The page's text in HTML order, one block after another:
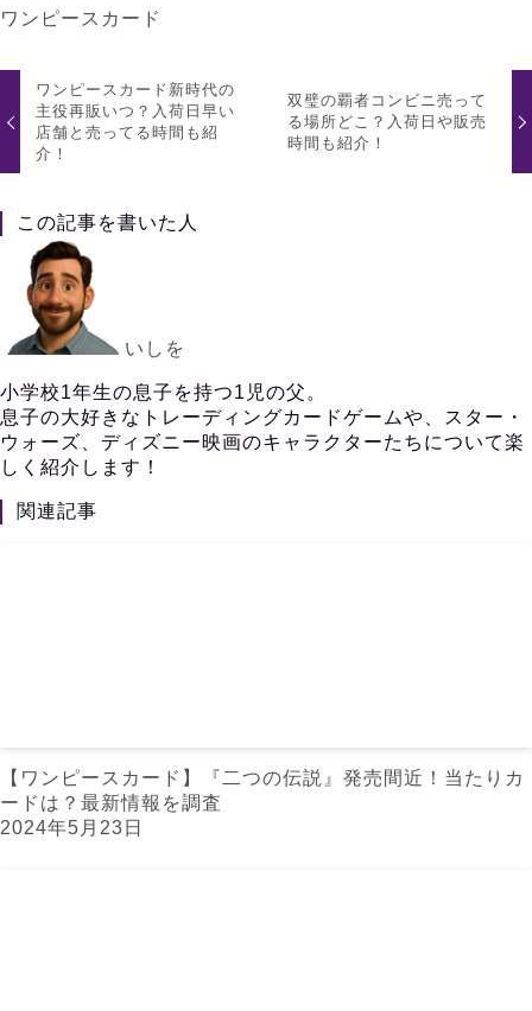
ワンピースカード
ワンピースカード新時代の
主役再販いつ？入荷日早い
店舗と売ってる時間も紹
介！
双璧の覇者コンビニ売って
る場所どこ？入荷日や販売
時間も紹介！
この記事を書いた人
いしを
小学校1年生の息子を持つ1児の父。
息子の大好きなトレーディングカードゲームや、スター・
ウォーズ、ディズニー映画のキャラクターたちについて楽
しく紹介します！
関連記事
【ワンピースカード】『二つの伝説』発売間近！当たりカ
ードは？最新情報を調査
2024年5月23日